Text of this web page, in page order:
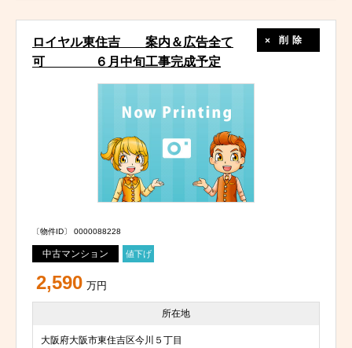
ロイヤル東住吉 案内＆広告全て
可 ６月中旬工事完成予定
削除
〔物件ID〕 0000088228
中古マンション 値下げ
2,590 万円
所在地
大阪府大阪市東住吉区今川５丁目